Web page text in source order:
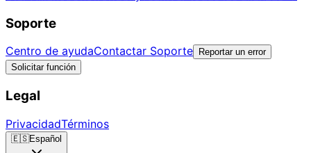
Soporte
Centro de ayudaContactar Soporte
Reportar un error
Solicitar función
Legal
PrivacidadTérminos
🇪🇸Español